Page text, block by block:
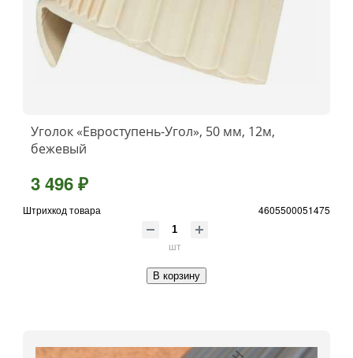
Уголок «Евроступень-Угол», 50 мм, 12м,
бежевый
3 496 ₽
Штрихкод товара 4605500051475
шт
В корзину